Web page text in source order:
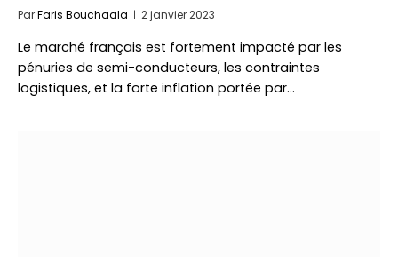
ParFaris Bouchaala 2 janvier 2023
Le marché français est fortement impacté par les
pénuries de semi-conducteurs, les contraintes
logistiques, et la forte inflation portée par…